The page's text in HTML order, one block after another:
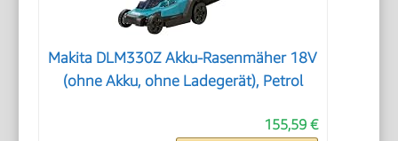
Makita DLM330Z Akku-Rasenmäher 18V
(ohne Akku, ohne Ladegerät), Petrol
155,59 €